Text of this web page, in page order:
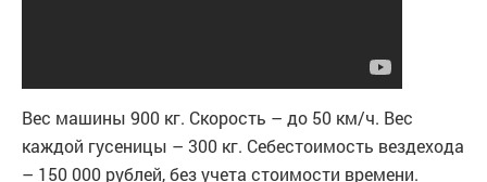
Вес машины 900 кг. Скорость – до 50 км/ч. Вес
каждой гусеницы – 300 кг. Себестоимость вездехода
– 150 000 рублей, без учета стоимости времени.